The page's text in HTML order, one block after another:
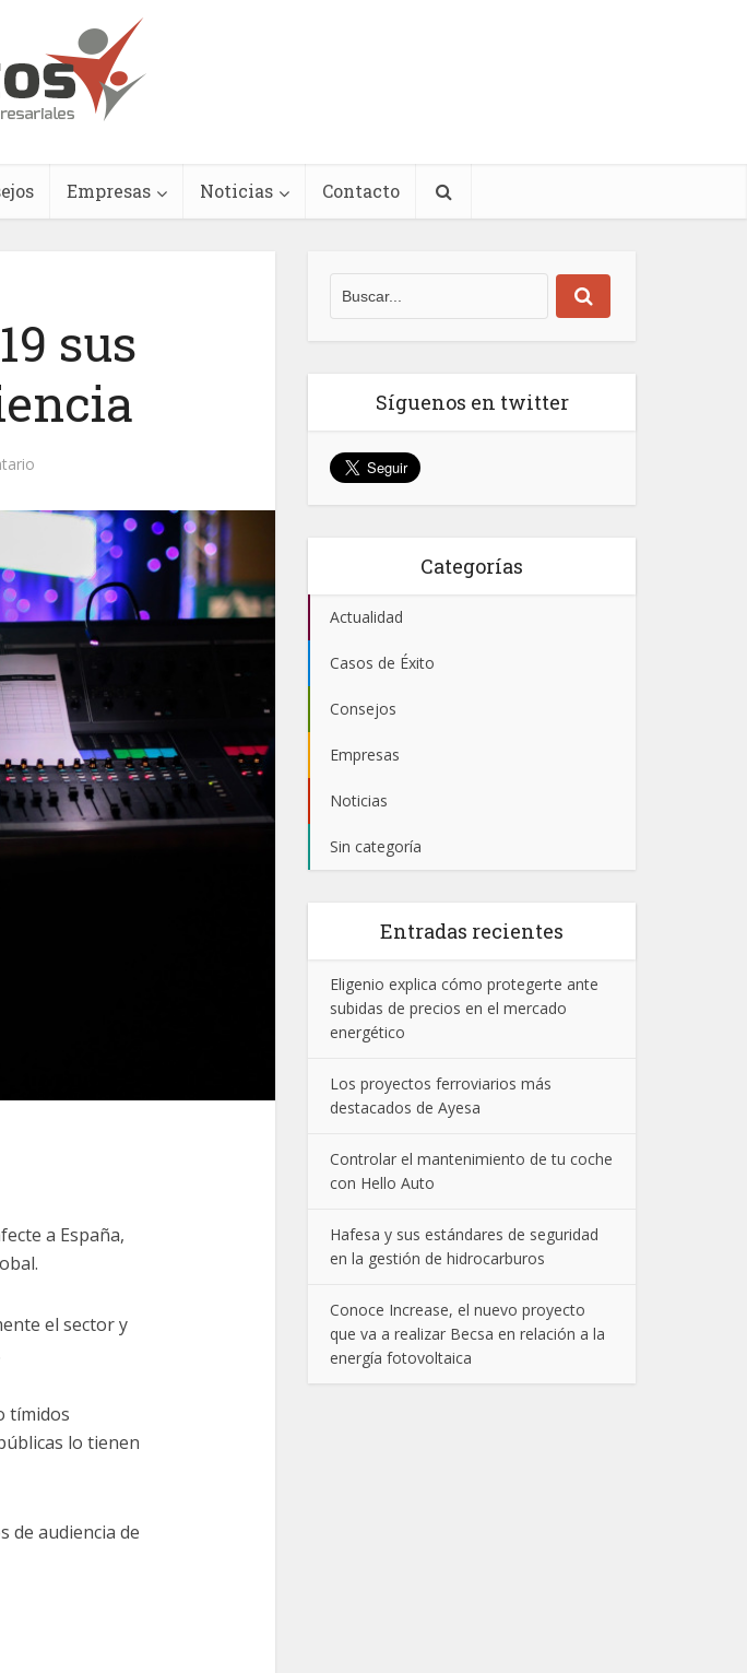
Empresas Noticias Contacto
sus
a España,
el sector y
tímidos
lo tienen
de audiencia de
Síguenos en twitter
Categorías
Actualidad
Casos de Éxito
Consejos
Empresas
Noticias
Sin categoría
Entradas recientes
Eligenio explica cómo protegerte ante
subidas de precios en el mercado
energético
Los proyectos ferroviarios más
destacados de Ayesa
Controlar el mantenimiento de tu coche
con Hello Auto
Hafesa y sus estándares de seguridad
en la gestión de hidrocarburos
Conoce Increase, el nuevo proyecto
que va a realizar Becsa en relación a la
energía fotovoltaica